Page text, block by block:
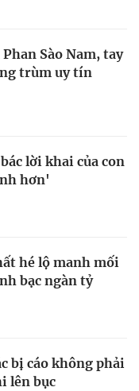
Sào Nam, tay
trùm uy tín
lời khai của con
hơn'
hé lộ manh mối
bạc ngàn tỷ
bị cáo không phải
lên bục